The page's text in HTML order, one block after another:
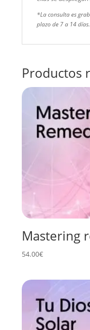
*La consulta es
plazo de 7 a 14
Productos
Mastering
54.00€